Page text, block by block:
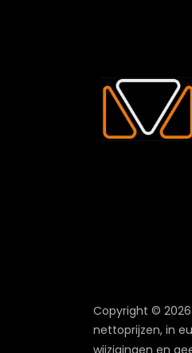
Copyright © 2026
nettoprijzen, in
wijzigingen en